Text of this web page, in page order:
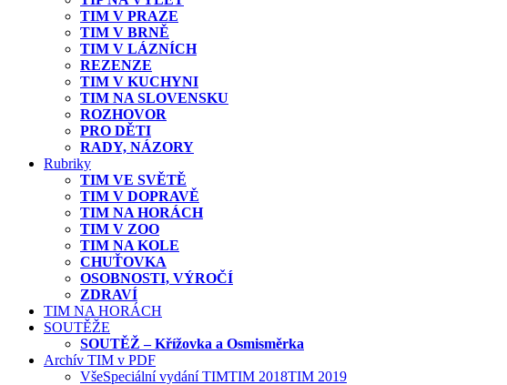
TIM V PRAZE
TIM V BRNĚ
TIM V LÁZNÍCH
REZENZE
TIM V KUCHYNI
TIM NA SLOVENSKU
ROZHOVOR
PRO DĚTI
RADY, NÁZORY
Rubriky
TIM VE SVĚTĚ
TIM V DOPRAVĚ
TIM NA HORÁCH
TIM V ZOO
TIM NA KOLE
CHUŤOVKA
OSOBNOSTI, VÝROČÍ
ZDRAVÍ
TIM NA HORÁCH
SOUTĚŽE
SOUTĚŽ – Křížovka a Osmisměrka
Archív TIM v PDF
VšeSpeciální vydání TIMTIM 2018TIM 2019